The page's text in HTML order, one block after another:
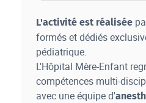
L'activité est réalisée
formés et dédiés
pédiatrique.
L'Hôpital Mère-Enfant
compétences multi-
avec une équipe d'